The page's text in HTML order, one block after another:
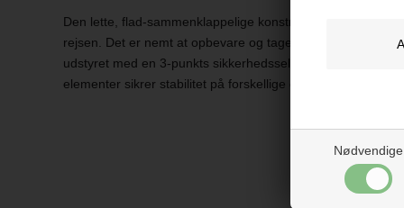
Nødvendige
Den lette, flad-sammenklappelige konstruktion gør Lionelo
rejsen. Det er nemt at opbevare og tage med på farten. For
udstyret med en 3-punkts sikkerhedssele med bløde
elementer sikrer stabilitet på forskellige overflader.